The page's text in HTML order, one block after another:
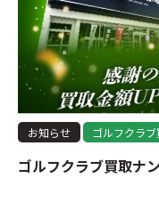
お知らせ ゴルフクラ
ゴルフクラブ買取ナ